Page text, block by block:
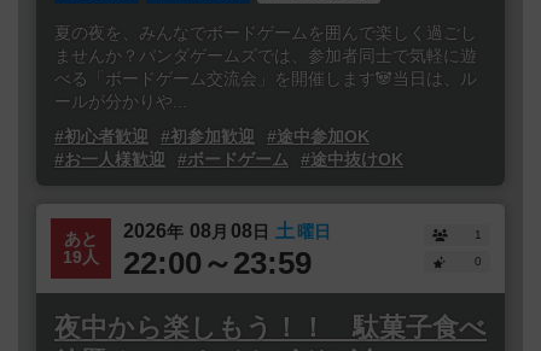
夏の夜を、みんなでボードゲームを囲んで楽しく過ごし
ませんか？パンダゲームズでは、参加者同士で気軽に遊
べる「ボードゲーム交流会」を開催します🐼当日は、ル
ールが分かりや...
#初心者歓迎
#初参加歓迎
#途中参加OK
#お一人様歓迎
#ボードゲーム #途中抜けOK
あと
19人
2026年 08 月 08日 土曜日
22:00～23:59
1
0
夜中から楽しもう！！ 駄菓子食べ